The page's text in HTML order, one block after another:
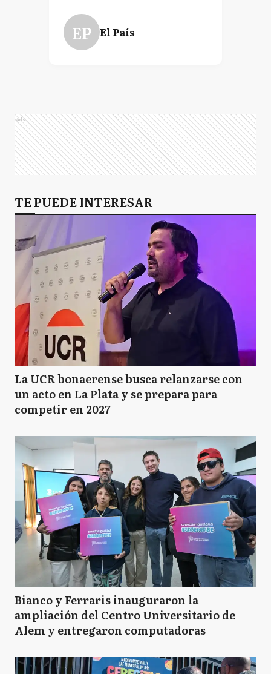
EP El País
Ads
TE PUEDE INTERESAR
La UCR bonaerense busca relanzarse con
un acto en La Plata y se prepara para
competir en 2027
Bianco y Ferraris inauguraron la
ampliación del Centro Universitario de
Alem y entregaron computadoras